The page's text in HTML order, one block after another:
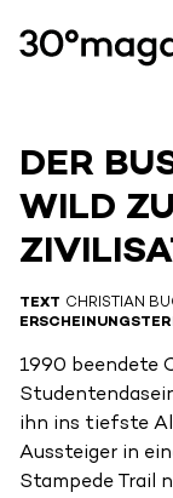
DER
WILD
TEXT CHRISTIAN
1990 beendete
ihn ins tiefste
Aussteiger in
Stampede Trail